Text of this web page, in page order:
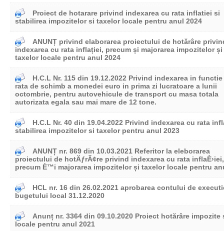
Proiect de hotarare privind indexarea cu rata inflatiei si
stabilirea impozitelor si taxelor locale pentru anul 2024
ANUNȚ privind elaborarea proiectului de hotărâre
indexarea cu rata inflației, precum și majorarea impozitelor și
taxelor locale pentru anul 2024
H.C.L Nr. 115 din 19.12.2022 Privind indexarea in functie
rata de schimb a monedei euro in prima zi lucratoare a lunii
octombrie, pentru autovehicule de transport cu masa totala
autorizata egala sau mai mare de 12 tone.
H.C.L Nr. 40 din 19.04.2022 Privind indexarea cu rata
stabilirea impozitelor si taxelor pentru anul 2023
ANUNȚ nr. 869 din 10.03.2021 Referitor la eleborarea
proiectului de hotÄƒrÃ¢re privind indexarea cu rata inflaÈ›iei,
precum È™i majorarea impozitelor și taxelor locale pentru
HCL nr. 16 din 26.02.2021 aprobarea contului de
bugetului local 31.12.2020
Anunț nr. 3364 din 09.10.2020 Proiect hotărâre impozite
locale pentru anul 2021